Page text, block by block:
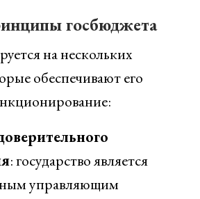
госбюджета
на нескольких
обеспечивают его
: государство является
управляющим